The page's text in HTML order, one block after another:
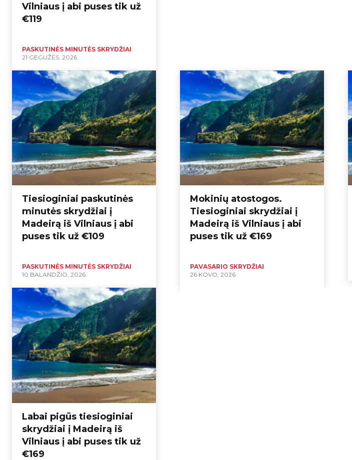
Vilniaus į abi puses tik už
€119
PASKUTINĖS MINUTĖS SKRYDŽIAI
21 GEGUŽĖS, 2026
Tiesioginiai paskutinės
minutės skrydžiai į
Madeirą iš Vilniaus į abi
puses tik už €109
PASKUTINĖS MINUTĖS SKRYDŽIAI
10 BALANDŽIO, 2026
Mokinių atostogos.
Tiesioginiai skrydžiai į
Madeirą iš Vilniaus į abi
puses tik už €169
PAVASARIO SKRYDŽIAI
26 KOVO, 2026
Labai pigūs tiesioginiai
skrydžiai į Madeirą iš
Vilniaus į abi puses tik už
€169